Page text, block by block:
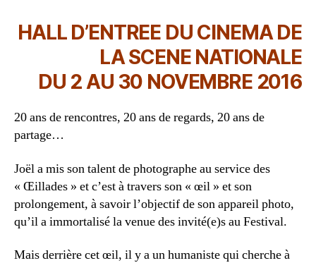
HALL D’ENTREE DU CINEMA DE
LA SCENE NATIONALE
DU 2 AU 30 NOVEMBRE 2016
20 ans de rencontres, 20 ans de regards, 20 ans de
partage…
Joël a mis son talent de photographe au service des
« Œillades » et c’est à travers son « œil » et son
prolongement, à savoir l’objectif de son appareil photo,
qu’il a immortalisé la venue des invité(e)s au Festival.
Mais derrière cet œil, il y a un humaniste qui cherche à